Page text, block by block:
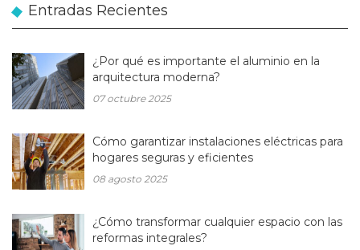
Entradas Recientes
¿Por qué es importante el aluminio en la
arquitectura moderna?
07 octubre 2025
Cómo garantizar instalaciones eléctricas para
hogares seguras y eficientes
08 agosto 2025
¿Cómo transformar cualquier espacio con las
reformas integrales?